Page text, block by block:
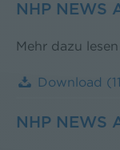
NHP NEWS
Mehr dazu
Download
NHP NEWS